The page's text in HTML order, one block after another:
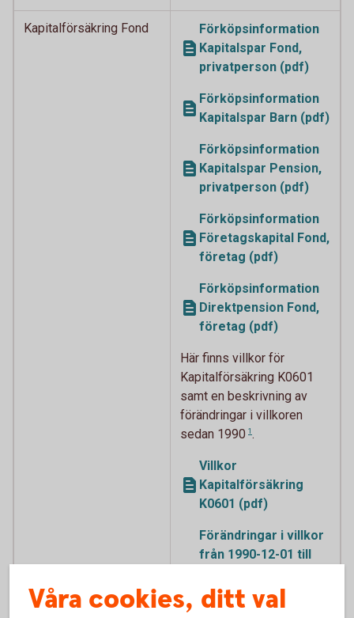
Kapitalförsäkring Fond
Förköpsinformation
Kapitalspar Fond,
privatperson (pdf)
Förköpsinformation
Kapitalspar Barn (pdf)
Förköpsinformation
Kapitalspar Pension,
privatperson (pdf)
Förköpsinformation
Företagskapital Fond,
företag (pdf)
Förköpsinformation
Direktpension Fond,
företag (pdf)
Här finns villkor för
Kapitalförsäkring K0601
samt en beskrivning av
förändringar i villkoren
sedan 1990 1.
Villkor
Kapitalförsäkring
K0601 (pdf)
Förändringar i villkor
från 1990-12-01 till
Kapitalförsäkring
Fond (pdf)
Våra cookies, ditt val